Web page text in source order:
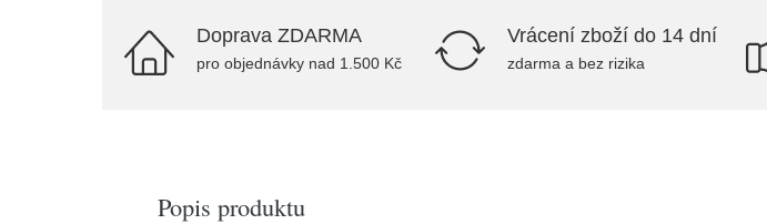
Doprava ZDARMA
pro objednávky nad 1.500 Kč
Vrácení zboží do 14 dní
zdarma a bez rizika
Popis produktu